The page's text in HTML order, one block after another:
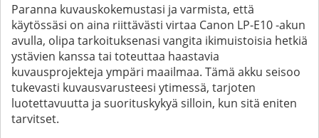
Paranna kuvauskokemustasi ja varmista, että
käytössäsi on aina riittävästi virtaa Canon LP-E10 -akun
avulla, olipa tarkoituksenasi vangita ikimuistoisia hetkiä
ystävien kanssa tai toteuttaa haastavia
kuvausprojekteja ympäri maailmaa. Tämä akku seisoo
tukevasti kuvausvarusteesi ytimessä, tarjoten
luotettavuutta ja suorituskykyä silloin, kun sitä eniten
tarvitset.